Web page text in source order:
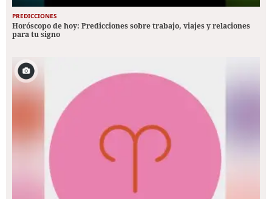
PREDICCIONES
Horóscopo de hoy: Predicciones sobre trabajo, viajes y relaciones
para tu signo